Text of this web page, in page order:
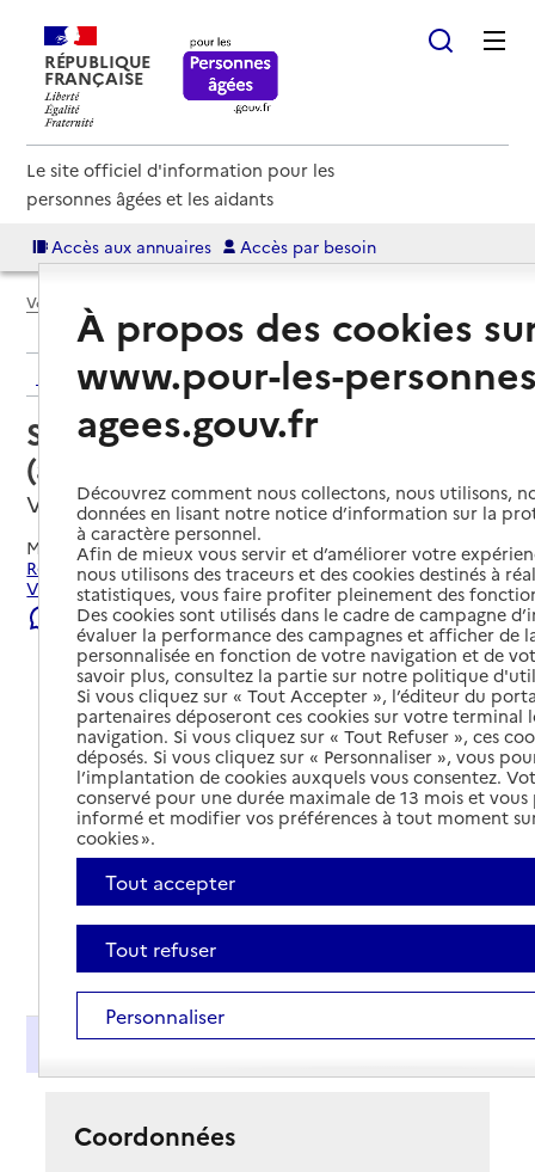
RÉPUBLIQUE
FRANÇAISE
Le site officiel d'information pour les
personnes âgées et les aidants
Accès aux annuaires Accès par besoin
Voir le fil d’Ariane
Retour aux résultats de l'annuaire
Service autonomie à domicile
(aide) – ADMR
Verneuil d'Avre et d'Iton, EURE
Mis à jour le22/07/2026
Rechercher les établissements et services autour de
Verneuil d'Avre et d'Iton.
Signaler une erreur
Présentation
Coordonnées
À propos des cookies
www.pour-les-
agees.gouv.fr
Découvrez comment nous collectons, nous utilisons,
données en lisant notre notice d’information sur la
à caractère personnel.
Afin de mieux vous servir et d’améliorer votre
nous utilisons des traceurs et des cookies destinés à
statistiques, vous faire profiter pleinement des
Des cookies sont utilisés dans le cadre de campagne
évaluer la performance des campagnes et afficher de
personnalisée en fonction de votre navigation et de
savoir plus, consultez la partie sur notre politique
Si vous cliquez sur « Tout Accepter », l’éditeur du
partenaires déposeront ces cookies sur votre terminal
navigation. Si vous cliquez sur « Tout Refuser », ces
déposés. Si vous cliquez sur « Personnaliser », vous
l’implantation de cookies auxquels vous consentez.
conservé pour une durée maximale de 13 mois et
informé et modifier vos préférences à tout moment
cookies ».
Tout accepter
Tout refuser
Personnaliser